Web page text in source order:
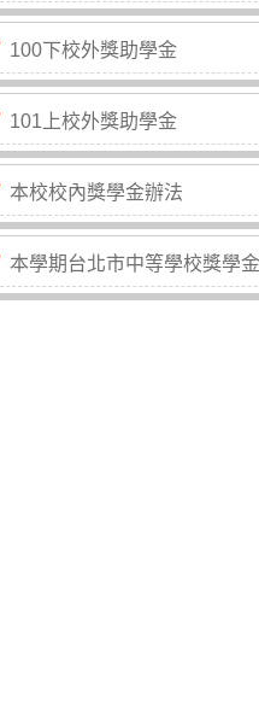
100下校外獎助學金
101上校外獎助學金
本校校內獎學金辦法
本學期台北市中等學校獎學